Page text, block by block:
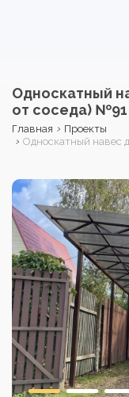
Односкатный
от соседа) №91
Главная › Проекты
› Односкатный навес